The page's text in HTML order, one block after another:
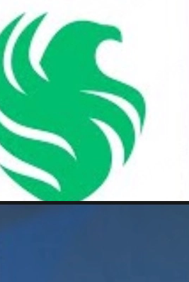
제작:
2026
저 기적 run과 CS2에서의 두